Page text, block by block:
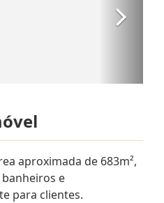
aproximada de 683m²,
e
para clientes.